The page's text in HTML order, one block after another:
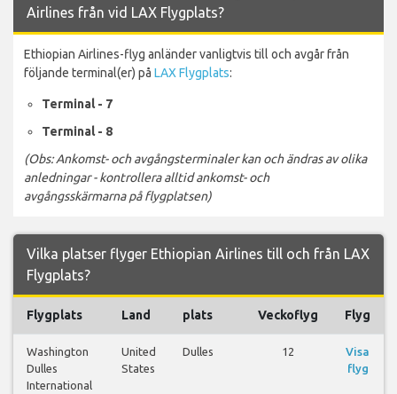
Airlines från vid LAX Flygplats?
Ethiopian Airlines-flyg anländer vanligtvis till och avgår från
följande terminal(er) på LAX Flygplats:
Terminal - 7
Terminal - 8
(Obs: Ankomst- och avgångsterminaler kan och ändras av olika
anledningar - kontrollera alltid ankomst- och
avgångsskärmarna på flygplatsen)
Vilka platser flyger Ethiopian Airlines till och från LAX
Flygplats?
Flygplats Land plats Veckoflyg Flyg
Washington
Dulles
International
United
States
Dulles 12
Visa
flyg